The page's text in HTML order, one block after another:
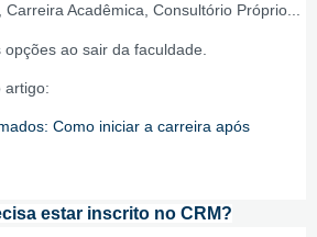
Acadêmica, Consultório Próprio...
ao sair da faculdade.
artigo:
Como iniciar a carreira após
estar inscrito no CRM?